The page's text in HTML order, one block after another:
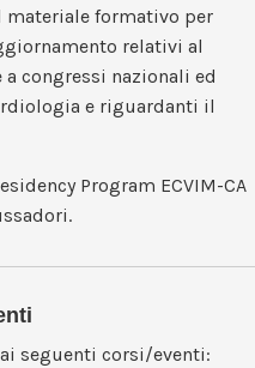
materiale formativo per
relativi al
a congressi nazionali ed
e riguardanti il
Program ECVIM-CA
seguenti corsi/eventi: